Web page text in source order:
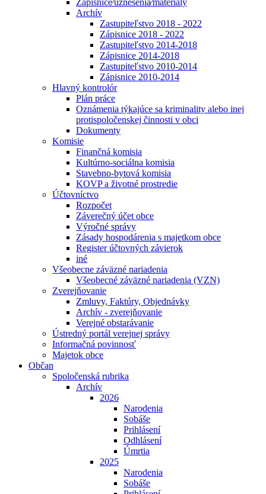
Zápisnice⁄uznesenia⁄materiály
Archív
Zastupiteľstvo 2018 - 2022
Zápisnice 2018 - 2022
Zastupiteľstvo 2014-2018
Zápisnice 2014-2018
Zastupiteľstvo 2010-2014
Zápisnice 2010-2014
Hlavný kontrolór
Plán práce
Oznámenia týkajúce sa kriminality alebo inej
protispoločenskej činnosti v obci
Dokumenty
Komisie
Finančná komisia
Kultúrno-sociálna komisia
Stavebno-bytová komisia
KOVP a životné prostredie
Účtovníctvo
Rozpočet
Záverečný účet obce
Výročné správy
Zásady hospodárenia s majetkom obce
Register účtovných závierok
iné
Všeobecne záväzné nariadenia
Všeobecné záväzné nariadenia (VZN)
Zverejňovanie
Zmluvy, Faktúry, Objednávky
Archív - zverejňovanie
Verejné obstarávanie
Ústredný portál verejnej správy
Informačná povinnosť
Majetok obce
Občan
Spoločenská rubrika
Archív
2026
Narodenia
Sobáše
Prihlásení
Odhlásení
Úmrtia
2025
Narodenia
Sobáše